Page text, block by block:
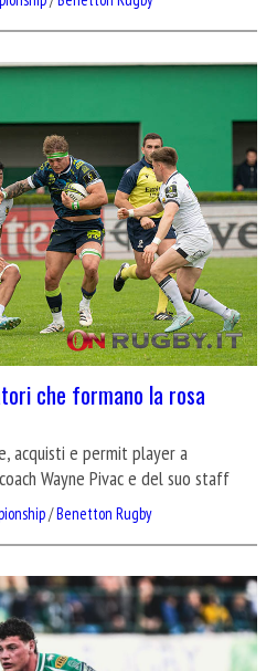
che formano la rosa
acquisti e permit player a
Wayne Pivac e del suo staff
/Benetton Rugby